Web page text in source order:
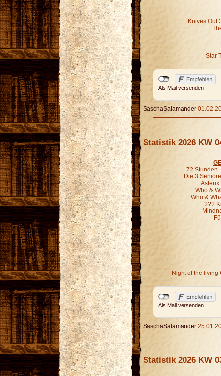
Knives Out
Star
Als Mail versenden
SaschaSalamander
Statistik 2026 KW
72 Stunden
Die 3
Asterix
Who &
Who &
???
Night of the living
Als Mail versenden
SaschaSalamander
Statistik 2026 KW